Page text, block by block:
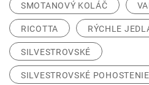
SMOTANOVÝ KOLÁČ
RICOTTA RÝCHLE
SILVESTROVSKÉ
SILVESTROVSKÉ POHOSTENIE